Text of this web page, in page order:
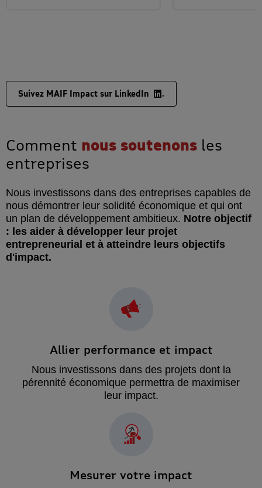
Suivez MAIF Impact sur LinkedIn
Comment nous soutenons les
entreprises
Nous investissons dans des entreprises capables de
nous démontrer leur solidité économique et qui ont
un plan de développement ambitieux. Notre objectif
: les aider à développer leur projet
entrepreneurial et à atteindre leurs objectifs
d'impact.
Allier performance et impact
Nous investissons dans des projets dont la
pérennité économique permettra de maximiser
leur impact.
Mesurer votre impact